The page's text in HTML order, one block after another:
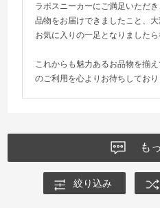
ラボスニーカーにご満足いただ
品物をお届けできましたこと、大
お気に入りの一足となりましたら
これからも魅力あるお品物を揃
のご利用を心よりお待ちしており
も
絞り込み